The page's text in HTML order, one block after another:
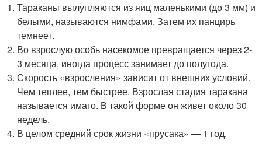
Тараканы вылупляются из яиц маленькими (до 3 мм) и
белыми, называются нимфами. Затем их панцирь
темнеет.
Во взрослую особь насекомое превращается через 2-
3 месяца, иногда процесс занимает до полугода.
Скорость «взросления» зависит от внешних условий.
Чем теплее, тем быстрее. Взрослая стадия таракана
называется имаго. В такой форме он живет около 30
недель.
В целом средний срок жизни «прусака» — 1 год.